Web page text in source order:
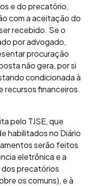
e do precatório,
com a aceitação do
recebido. Se o
por advogado,
procuração
não gera, por si
condicionada à
recursos financeiros.
pelo TJSE, que
habilitados no Diário
serão feitos
eletrônica e a
precatórios
os comuns), e à